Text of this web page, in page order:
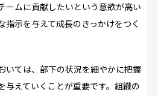
ームに貢献したいという意欲が高い
指示を与えて成長のきっかけをつく
いては、部下の状況を細やかに把握
与えていくことが重要です。組織の